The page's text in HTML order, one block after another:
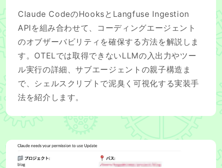
Claude CodeのHooksとLangfuse Ingestion
APIを組み合わせて、コーディングエージェント
のオブザーバビリティを確保する方法を解説しま
す。OTELでは取得できないLLMの入出力やツー
ル実行の詳細、サブエージェントの親子構造ま
で、シェルスクリプトで泥臭く可視化する実装手
法を紹介します。
Claude CodeのRemote Controlを使い倒すために、